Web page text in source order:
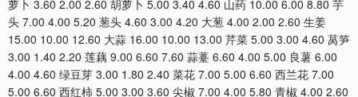
萝卜 3.60 2.00 2.60 胡萝卜 5.00 3.40 4.60 山药 10.00 6.00 8.80 芋
头 7.00 4.00 5.20 葱头 4.60 3.00 4.20 大葱 4.00 2.00 2.60 生姜
15.00 10.00 12.60 大蒜 16.00 10.00 13.00 芹菜 5.00 3.00 4.60 莴笋
3.00 1.40 2.20 莲藕 9.00 6.60 7.60 蒜薹 6.60 4.00 5.00 良薯 6.00
4.00 4.60 绿豆芽 3.00 1.80 2.40 菜花 7.00 5.00 6.60 西兰花 7.00
5.00 6.60 西红柿 5.00 3.00 3.60 尖椒 7.00 4.00 5.80 青椒 4.00 2.60